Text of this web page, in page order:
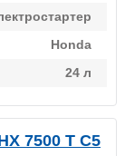
Honda
24 л
7500 T C5